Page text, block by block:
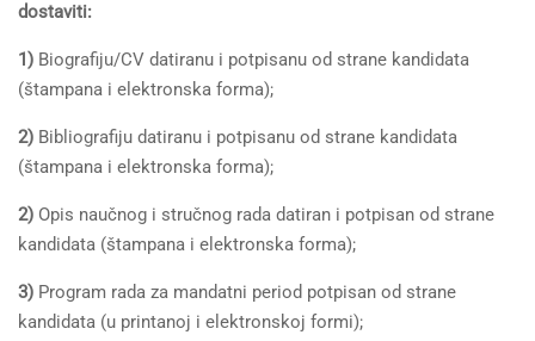
dostaviti:
1) Biografiju/CV datiranu i potpisanu od strane kandidata
(štampana i elektronska forma);
2) Bibliografiju datiranu i potpisanu od strane kandidata
(štampana i elektronska forma);
2) Opis naučnog i stručnog rada datiran i potpisan od strane
kandidata (štampana i elektronska forma);
3) Program rada za mandatni period potpisan od strane
kandidata (u printanoj i elektronskoj formi);